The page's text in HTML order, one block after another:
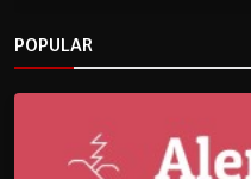
POPULAR